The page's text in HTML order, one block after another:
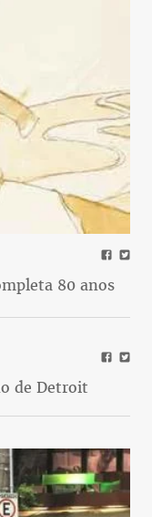
80 anos
de Detroit